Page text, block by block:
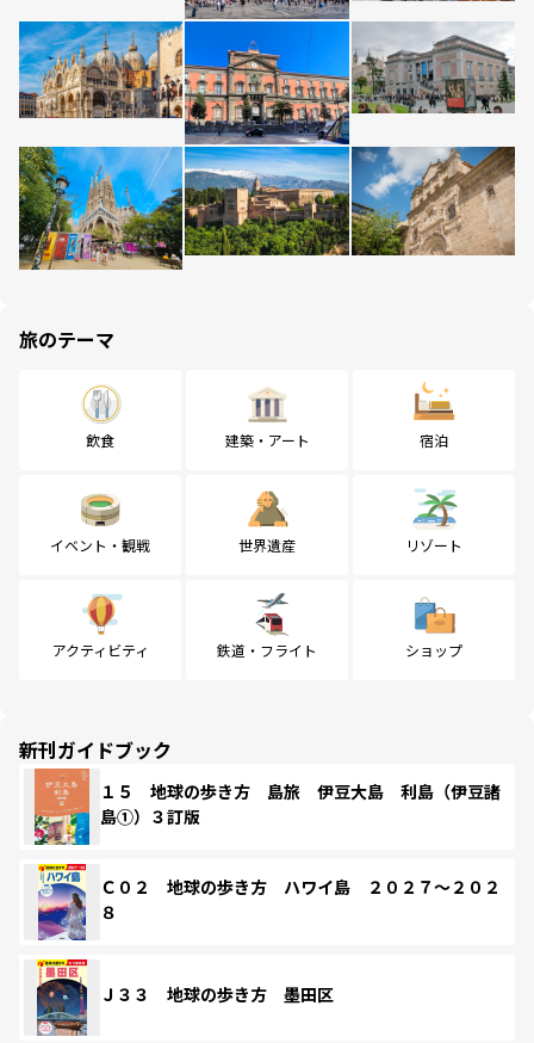
旅のテーマ
飲食 建築・アート 宿泊
イベント・観戦 世界遺産 リゾート
アクティビティ 鉄道・フライト ショップ
新刊ガイドブック
１５ 地球の歩き方 島旅 伊豆大島 利島（伊豆諸
島①）３訂版
Ｃ０２ 地球の歩き方 ハワイ島 ２０２７～２０２
８
Ｊ３３ 地球の歩き方 墨田区